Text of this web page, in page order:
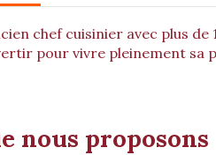
chef cuisinier avec plus de
pour vivre pleinement sa
nous proposons